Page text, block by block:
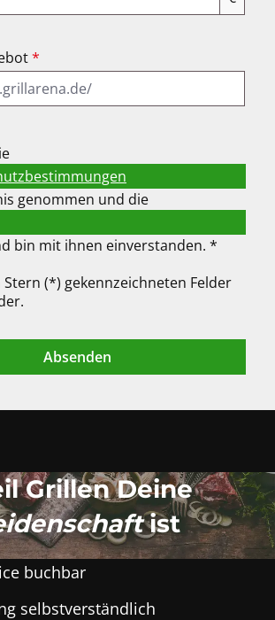
*
genommen und die
bin mit ihnen einverstanden. *
(*) gekennzeichneten Felder
Absenden
Grillen Deine
ist
buchbar
selbstverständlich